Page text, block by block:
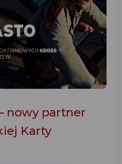
– nowy partner
Karty